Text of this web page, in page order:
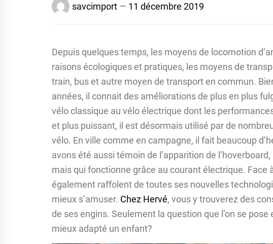
savcimport 11 décembre 2019
Depuis quelques temps, les moyens de locomotion
raisons écologiques et pratiques, les moyens de
train, bus et autre moyen de transport en commun.
années, il connait des améliorations de plus en plus
vélo classique au vélo électrique dont les
et plus puissant, il est désormais utilisé par de
vélo. En ville comme en campagne, il fait beaucoup
avons été aussi témoin de l’apparition de
mais qui fonctionne grâce au courant électrique. Face
également raffolent de toutes ses nouvelles
mieux s’amuser. Chez Hervé, vous y trouverez des
de ses engins. Seulement la question que l’on se
mieux adapté un enfant?